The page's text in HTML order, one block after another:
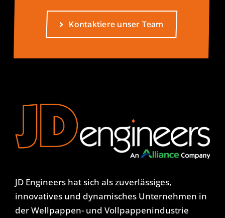
Kontaktiere unser Team
JD Engineers hat sich als zuverlässiges,
innovatives und dynamisches Unternehmen in
der Wellpappen- und Vollpappenindustrie